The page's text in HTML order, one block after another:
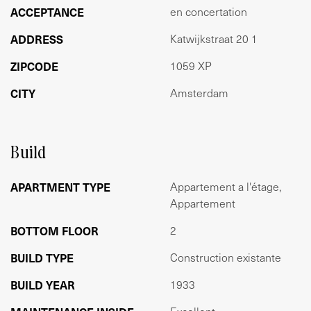
water kunt zitten. Voor groen bent u zo in het Vondelpark
VERENIGING VAN EIGENAARS (VvE)
gezonde VvE en dit appartementsrecht heeft 56/214e
WOONOPPERVLAKTE
GO woonoppervlakte: 52m²
Gebouwgebonden buitenruimte: 5,9m²
BIJZONDERHEDEN
- Balkon
- Woning is in 2021 gerenoveerd
ACCEPTANCE en concertation
ADDRESS Katwijkstraat 20 1
ZIPCODE 1059 XP
CITY Amsterdam
Build
APARTMENT TYPE
Appartement a l'étage,
Appartement
BOTTOM FLOOR 2
BUILD TYPE Construction existante
BUILD YEAR 1933